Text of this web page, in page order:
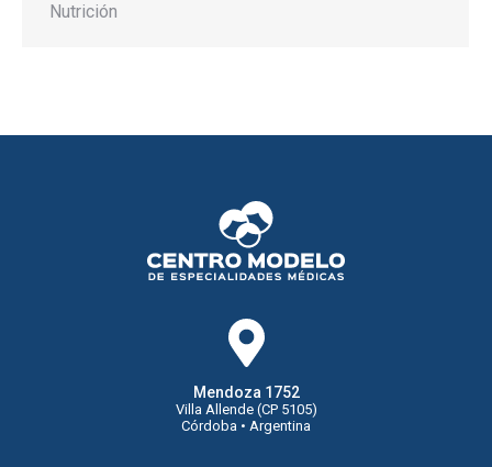
Nutrición
Mendoza 1752
Villa Allende (CP 5105)
Córdoba • Argentina